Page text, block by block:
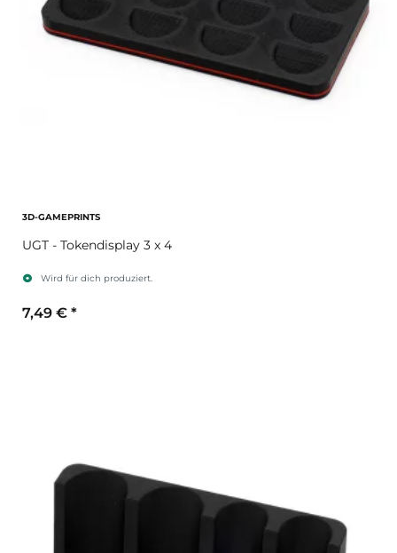
3D-GAMEPRINTS
UGT - Tokendisplay 3 x 4
Wird für dich produziert.
7,49 € *